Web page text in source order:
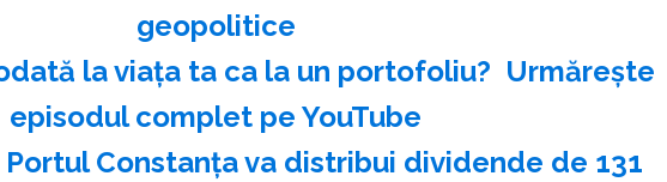
geopolitice
la viața ta ca la un portofoliu? ️ Urmărește
episodul complet pe YouTube
Portul Constanţa va distribui dividende de 131